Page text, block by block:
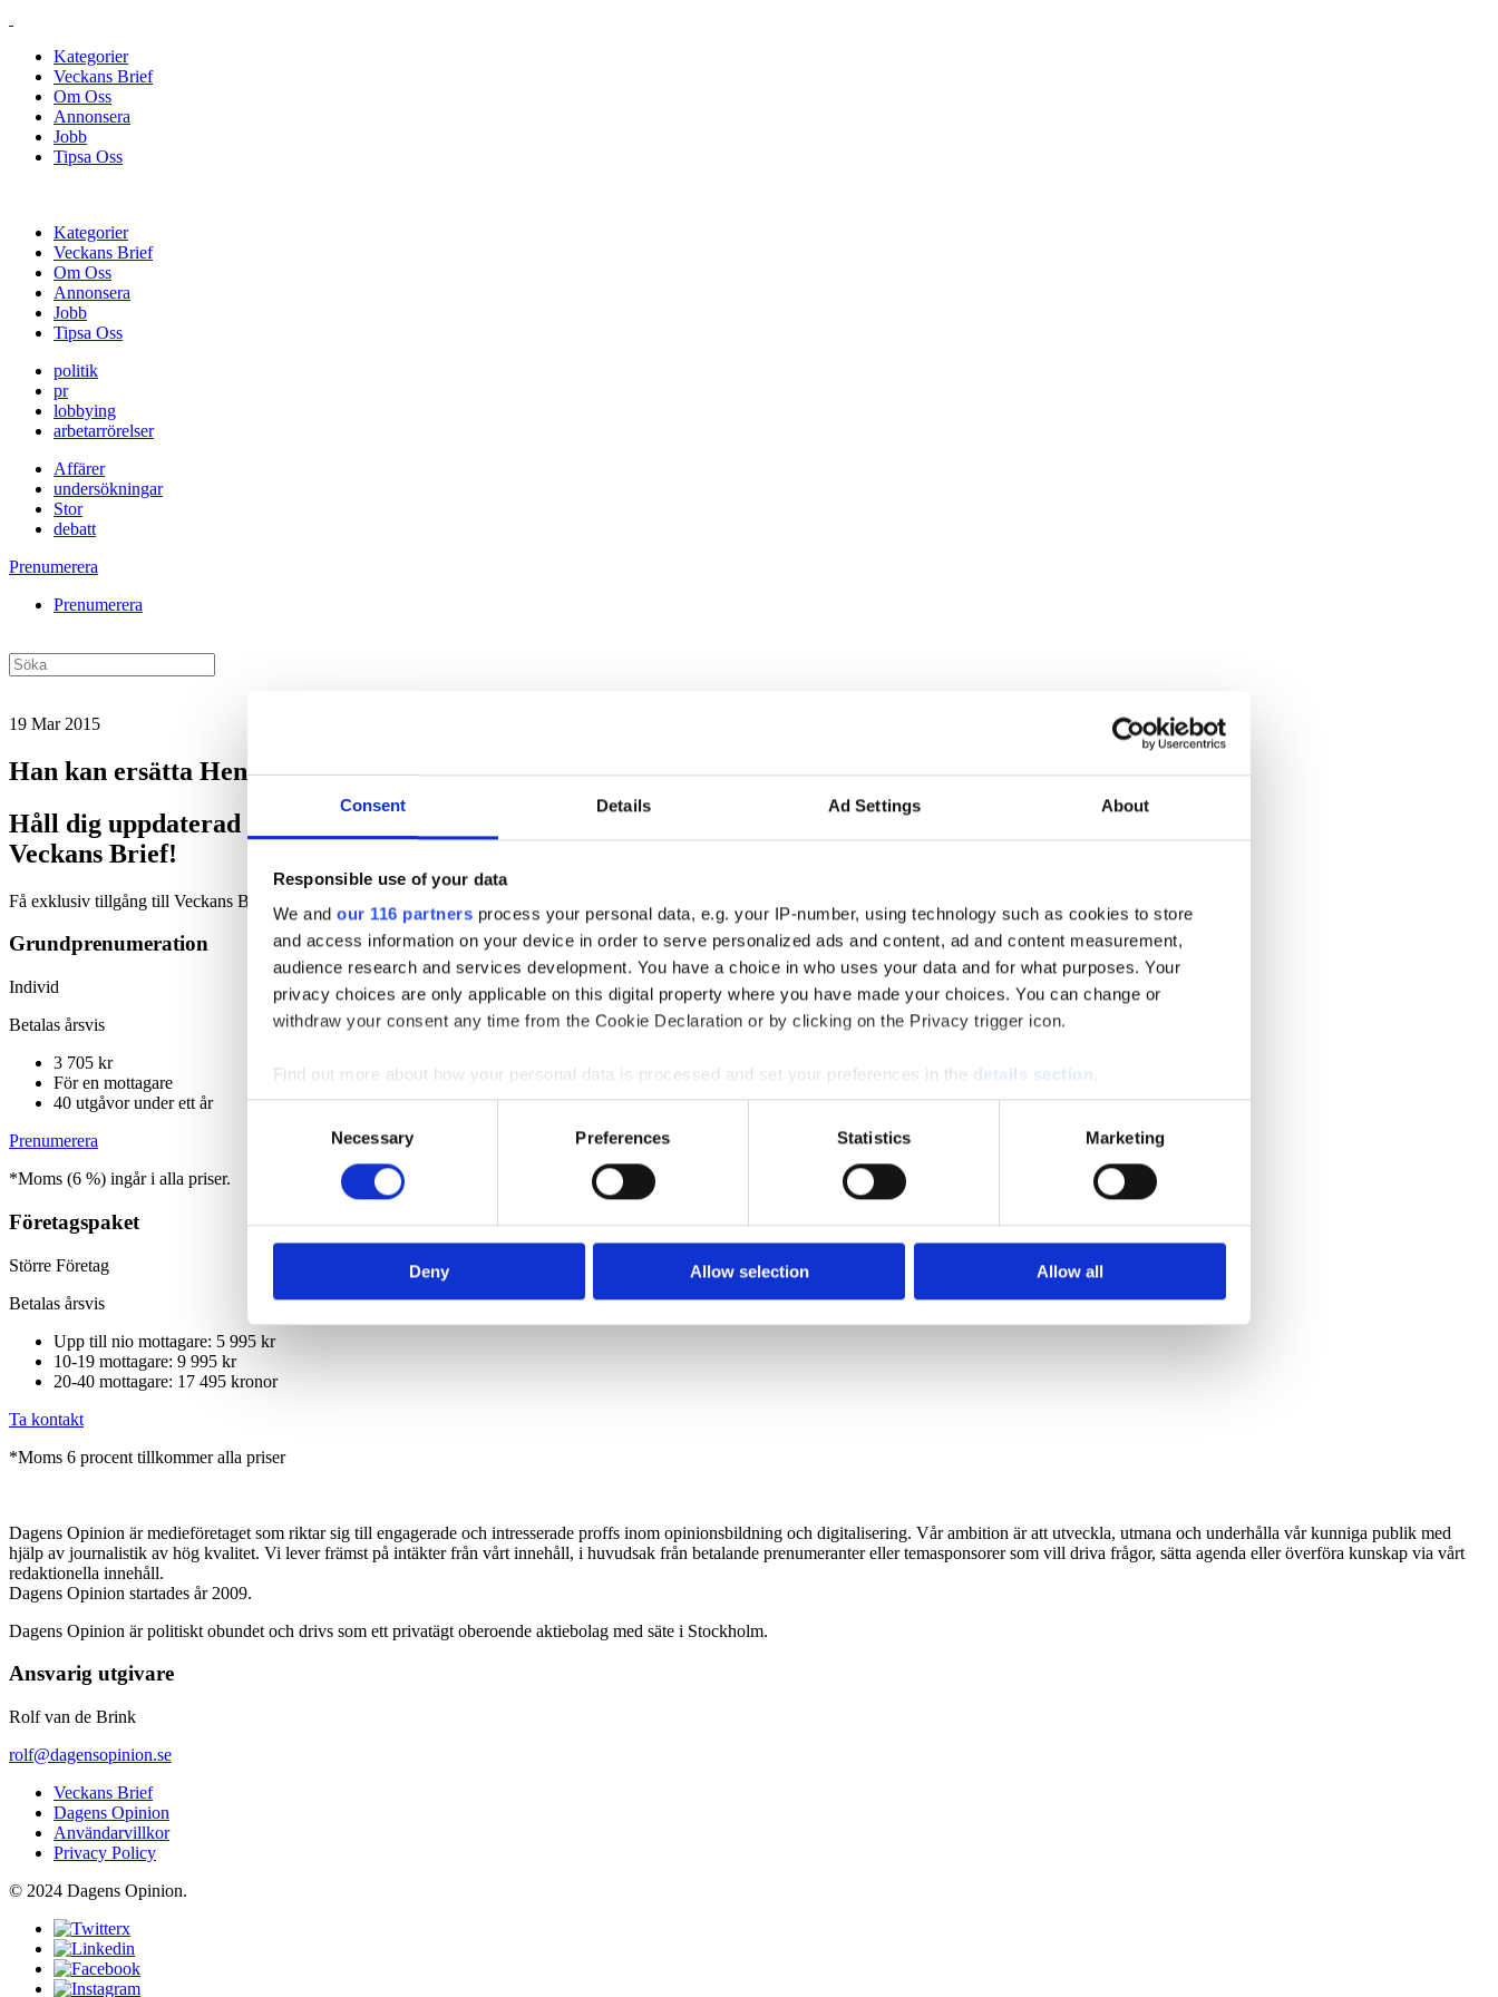
Consent Details Ad Settings About
Responsible use of your data
We and our 116 partners process your personal data, e.g. your IP-number, using technology such as cookies to store
and access information on your device in order to serve personalized ads and content, ad and content measurement,
audience research and services development. You have a choice in who uses your data and for what purposes. Your
privacy choices are only applicable on this digital property where you have made your choices. You can change or
withdraw your consent any time from the Cookie Declaration or by clicking on the Privacy trigger icon.
Find out more about how your personal data is processed and set your preferences in the details section
We use cookies to personalise content and ads, to provide social media features and to analyse our traffic. We also share
information about your use of our site with our social media, advertising and analytics partners who may combine it with
other information that you’ve provided to them or that they’ve collected from your use of their services.
Necessary Preferences Statistics Marketing
Deny Allow selection Allow all
Kategorier
Veckans Brief
Om Oss
Annonsera
Jobb
Tipsa Oss
Kategorier
Veckans Brief
Om Oss
Annonsera
Jobb
Tipsa Oss
politik
pr
lobbying
arbetarrörelser
Affärer
undersökningar
Stor
debatt
Prenumerera
Prenumerera
19 Mar 2015
Han kan ersätta Henry Sténson (m)
Håll dig uppdaterad med
Veckans Brief!
Få exklusiv tillgång till Veckans Brief, den essentiella läsningen för alla som driver opinionsbildning och samhällsförändring, genom en prenumeration på Dagens Opinion.
Grundprenumeration
Individ
Betalas årsvis
3 705 kr
För en mottagare
40 utgåvor under ett år
Prenumerera
*Moms (6 %) ingår i alla priser.
Företagspaket
Större Företag
Betalas årsvis
Upp till nio mottagare: 5 995 kr
10-19 mottagare: 9 995 kr
20-40 mottagare: 17 495 kronor
Ta kontakt
*Moms 6 procent tillkommer alla priser
Dagens Opinion är medieföretaget som riktar sig till engagerade och intresserade proffs inom opinionsbildning och digitalisering. Vår ambition är att utveckla, utmana och underhålla vår kunniga publik med
hjälp av journalistik av hög kvalitet. Vi lever främst på intäkter från vårt innehåll, i huvudsak från betalande prenumeranter eller temasponsorer som vill driva frågor, sätta agenda eller överföra kunskap via vårt
redaktionella innehåll.
Dagens Opinion startades år 2009.
Dagens Opinion är politiskt obundet och drivs som ett privatägt oberoende aktiebolag med säte i Stockholm.
Ansvarig utgivare
Rolf van de Brink
rolf@dagensopinion.se
Veckans Brief
Dagens Opinion
Användarvillkor
Privacy Policy
© 2024 Dagens Opinion.